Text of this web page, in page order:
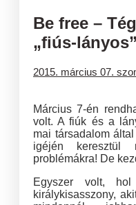
Be free –
„fiús-
2015. március 07.
Március 7-én
volt. A fiúk és a
mai társadalom
igéjén keresztül
problémákra! De
Egyszer volt,
királykisasszony,